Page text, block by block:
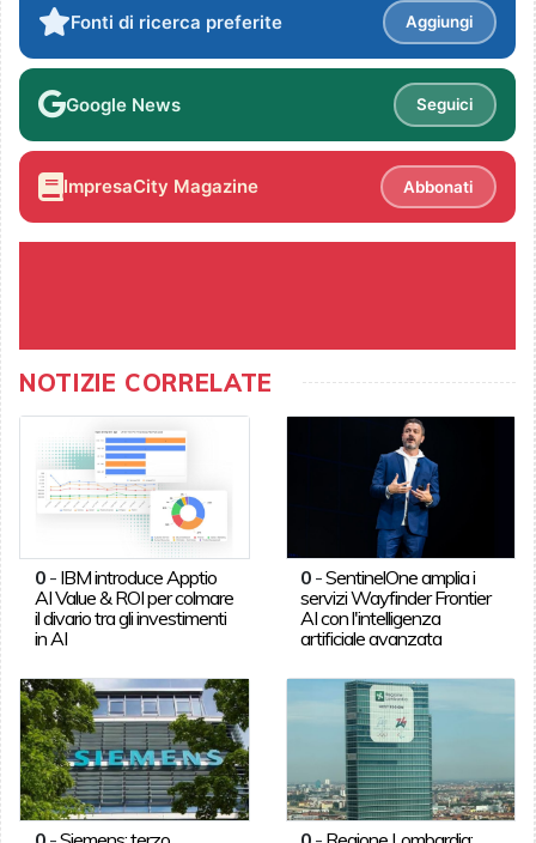
Fonti di ricerca preferite Aggiungi
Google News Seguici
ImpresaCity Magazine Abbonati
NOTIZIE CORRELATE
0- IBM introduce Apptio
AI Value & ROI per colmare
il divario tra gli investimenti
in AI
0 -SentinelOne amplia i
servizi Wayfinder Frontier
AI con l'intelligenza
artificiale avanzata